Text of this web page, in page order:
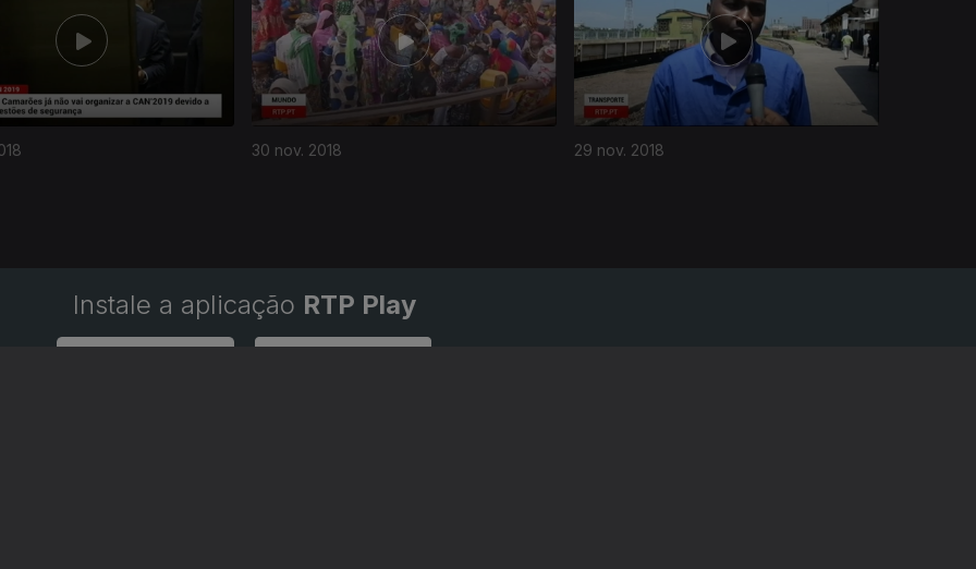
30 nov. 2018 29 nov. 2018
Instale a aplicação RTP Play